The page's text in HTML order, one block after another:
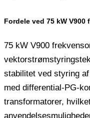
Fordele ved 75 kW
75 kW V900
stabilitet ved styring
med differential-PG-
transformatorer,